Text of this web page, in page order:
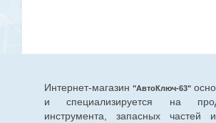
Интернет-магазин "АвтоКлюч-63"
и специализируется на
инструмента, запасных частей